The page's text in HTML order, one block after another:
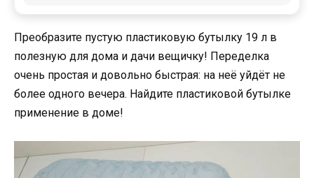
Преобразите пустую пластиковую бутылку 19 л в
полезную для дома и дачи вещичку! Переделка
очень простая и довольно быстрая: на неё уйдёт не
более одного вечера. Найдите пластиковой бутылке
применение в доме!